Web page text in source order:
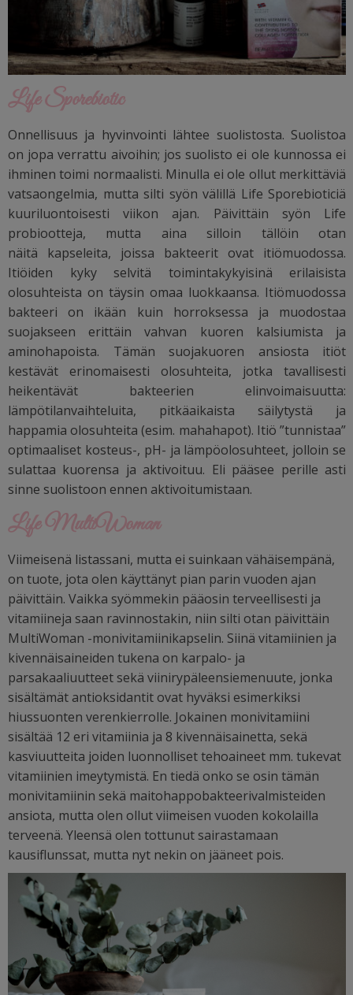
Life Sporebiotic
Onnellisuus ja hyvinvointi lähtee suolistosta. Suolistoa
on jopa verrattu aivoihin; jos suolisto ei ole kunnossa ei
ihminen toimi normaalisti. Minulla ei ole ollut merkittäviä
vatsaongelmia, mutta silti syön välillä Life Sporebioticiä
kuuriluontoisesti viikon ajan. Päivittäin syön Life
probiootteja, mutta aina silloin tällöin otan
näitä kapseleita, joissa bakteerit ovat itiömuodossa.
Itiöiden kyky selvitä toimintakykyisinä erilaisista
olosuhteista on täysin omaa luokkaansa. Itiömuodossa
bakteeri on ikään kuin horroksessa ja muodostaa
suojakseen erittäin vahvan kuoren kalsiumista ja
aminohapoista. Tämän suojakuoren ansiosta itiöt
kestävät erinomaisesti olosuhteita, jotka tavallisesti
heikentävät bakteerien elinvoimaisuutta:
lämpötilanvaihteluita, pitkäaikaista säilytystä ja
happamia olosuhteita (esim. mahahapot). Itiö ”tunnistaa”
optimaaliset kosteus-, pH- ja lämpöolosuhteet, jolloin se
sulattaa kuorensa ja aktivoituu. Eli pääsee perille asti
sinne suolistoon ennen aktivoitumistaan.
Life MultiWoman
Viimeisenä listassani, mutta ei suinkaan vähäisempänä,
on tuote, jota olen käyttänyt pian parin vuoden ajan
päivittäin. Vaikka syömmekin pääosin terveellisesti ja
vitamiineja saan ravinnostakin, niin silti otan päivittäin
MultiWoman -monivitamiinikapselin. Siinä vitamiinien ja
kivennäisaineiden tukena on karpalo- ja
parsakaaliuutteet sekä viinirypäleensiemenuute, jonka
sisältämät antioksidantit ovat hyväksi esimerkiksi
hiussuonten verenkierrolle. Jokainen monivitamiini
sisältää 12 eri vitamiinia ja 8 kivennäisainetta, sekä
kasviuutteita joiden luonnolliset tehoaineet mm. tukevat
vitamiinien imeytymistä. En tiedä onko se osin tämän
monivitamiinin sekä maitohappobakteerivalmisteiden
ansiota, mutta olen ollut viimeisen vuoden kokolailla
terveenä. Yleensä olen tottunut sairastamaan
kausiflunssat, mutta nyt nekin on jääneet pois.